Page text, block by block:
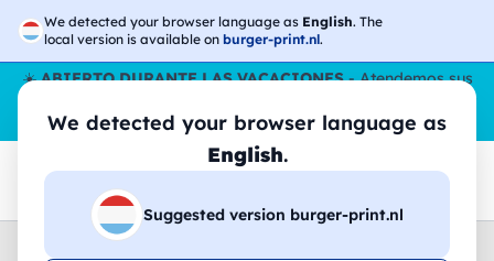
We detected your browser language as English. The
local version is available on burger-print.nl.
We detected your browser language as
English.
Suggested version burger-print.nl
☀️ABIERTO DURANTE LAS VACACIONES- Atendemos sus
pedidos durante todo el verano, incluso en agosto.
Sin parar
😎🌴
Home